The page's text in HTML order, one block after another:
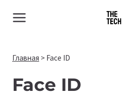
Главная > Face ID
Face ID